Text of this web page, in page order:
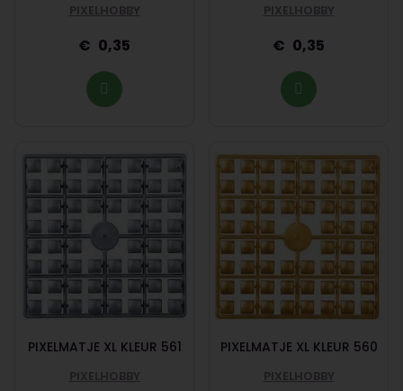
PIXELHOBBY
0,35
PIXELHOBBY
0,35
PIXELMATJE XL KLEUR 561
PIXELHOBBY
PIXELMATJE XL KLEUR 560
PIXELHOBBY